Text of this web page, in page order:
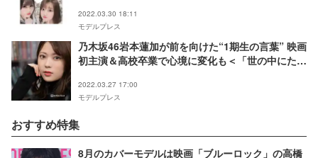
2022.03.30 18:11
モデルプレス
乃木坂46岩本蓮加が前を向けた“1期生の言葉” 映画
初主演＆高校卒業で心境に変化も＜「世の中にたえ
2022.03.27 17:00
モデルプレス
おすすめ特集
8月のカバーモデルは映画「ブルーロック」の高橋